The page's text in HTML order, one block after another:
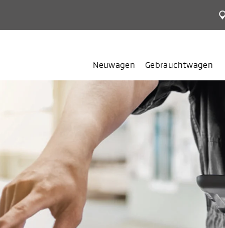
Neuwagen Gebrauchtwagen